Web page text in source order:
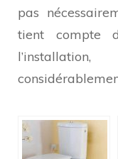
pas
tient compte